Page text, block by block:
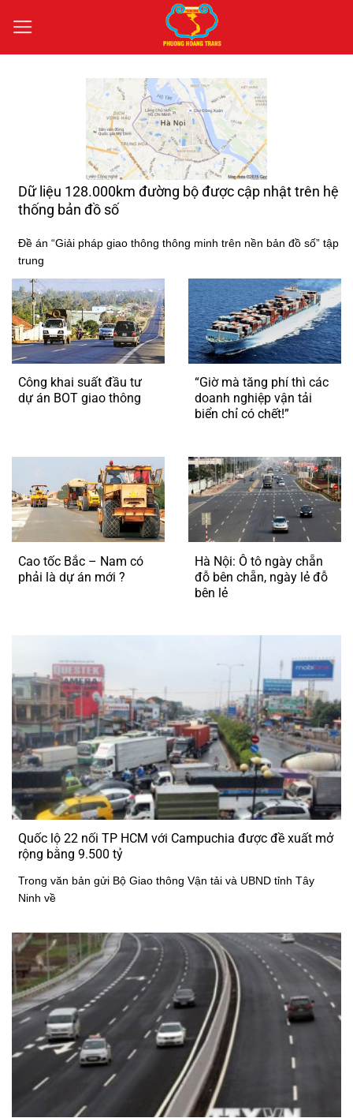
qua
nội
Dữ liệu 128.000km đường bộ được cập nhật trên hệ
thống bản đồ số
Đề án “Giải pháp giao thông thông minh trên nền bản đồ số” tập
trung
Công khai suất đầu tư
dự án BOT giao thông
“Giờ mà tăng phí thì các
doanh nghiệp vận tải
biển chỉ có chết!”
Cao tốc Bắc – Nam có
phải là dự án mới ?
Hà Nội: Ô tô ngày chẵn
đỗ bên chẵn, ngày lẻ đỗ
bên lẻ
Quốc lộ 22 nối TP HCM với Campuchia được đề xuất mở
rộng bằng 9.500 tỷ
Trong văn bản gửi Bộ Giao thông Vận tải và UBND tỉnh Tây
Ninh về